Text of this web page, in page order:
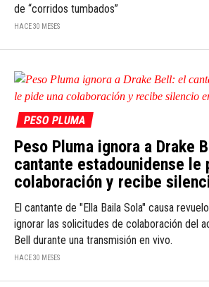
de “corridos tumbados”
HACE 30 MESES
PESO PLUMA
Peso Pluma ignora a Drake
cantante estadounidense le
colaboración y recibe
respuesta
El cantante de "Ella Baila Sola" causa
ignorar las solicitudes de colaboración del
Bell durante una transmisión en vivo.
HACE 30 MESES